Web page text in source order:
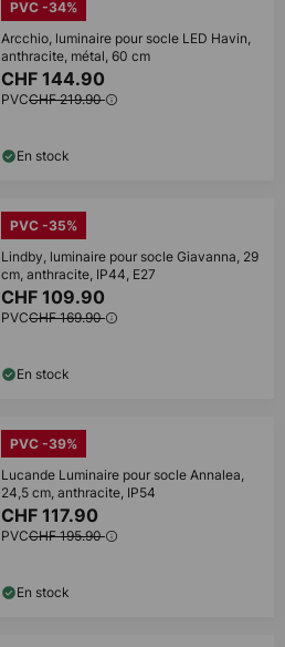
PVC -34%
Arcchio, luminaire pour socle LED Havin,
anthracite, métal, 60 cm
CHF 144.90
PVCCHF 219.90
En stock
PVC -35%
Lindby, luminaire pour socle Giavanna, 29
cm, anthracite, IP44, E27
CHF 109.90
PVCCHF 169.90
En stock
PVC -39%
Lucande Luminaire pour socle Annalea,
24,5 cm, anthracite, IP54
CHF 117.90
PVCCHF 195.90
En stock